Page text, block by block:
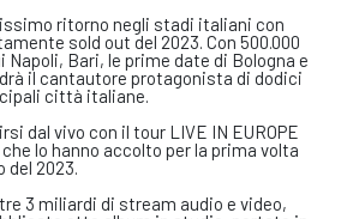
ritorno negli stadi italiani con
sold out del 2023. Con 500.000
Bari, le prime date di Bologna e
il cantautore protagonista di dodici
città italiane.
dal vivo con il tour LIVE IN EUROPE
lo hanno accolto per la prima volta
del 2023.
3 miliardi di stream audio e video,